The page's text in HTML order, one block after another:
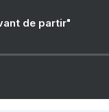
de partir"